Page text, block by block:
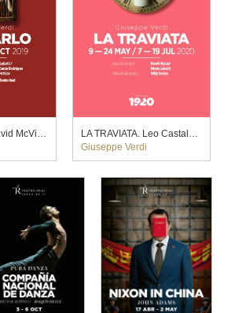
DON CARLO. David McVicar (2019)
LA TRAVIATA. Leo Castaldi (2020)
Giuseppe Verdi